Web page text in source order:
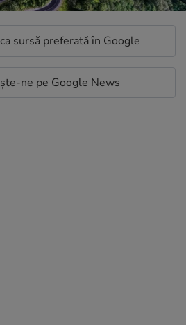
sursă preferată în Google
ne pe Google News